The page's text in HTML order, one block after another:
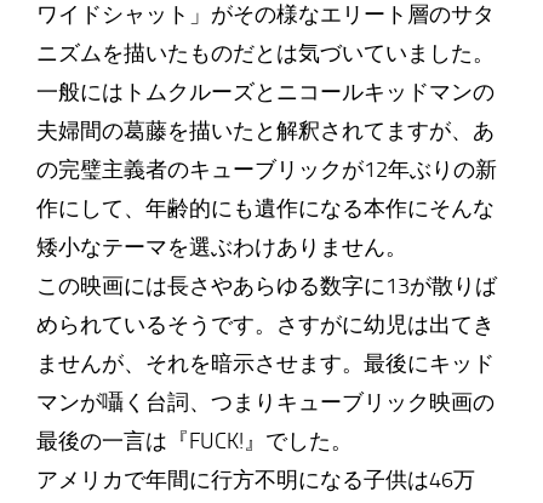
ワイドシャット」がその様なエリート層のサタ
ニズムを描いたものだとは気づいていました。
一般にはトムクルーズとニコールキッドマンの
夫婦間の葛藤を描いたと解釈されてますが、あ
の完璧主義者のキューブリックが12年ぶりの新
作にして、年齢的にも遺作になる本作にそんな
矮小なテーマを選ぶわけありません。
この映画には長さやあらゆる数字に13が散りば
められているそうです。さすがに幼児は出てき
ませんが、それを暗示させます。最後にキッド
マンが囁く台詞、つまりキューブリック映画の
最後の一言は『FUCK!』でした。
アメリカで年間に行方不明になる子供は46万